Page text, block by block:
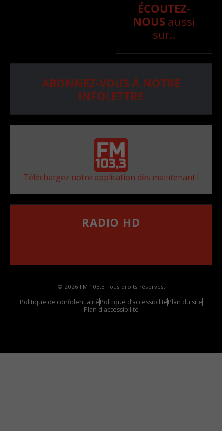
ÉCOUTEZ-
NOUS aussi
sur..
ABONNEZ-VOUS À NOTRE
INFOLETTRE
Téléchargez notre application dès maintenant !
RADIO HD
© 2026 FM 103,3 Tous droits réservés.
Politique de confidentialitéPolitique d’accessibilitéPlan du site
Plan d'accessibilite